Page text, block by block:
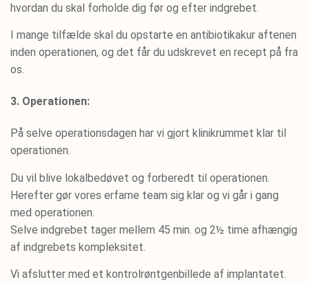
hvordan du skal forholde dig før og efter indgrebet.
I mange tilfælde skal du opstarte en antibiotikakur aftenen
inden operationen, og det får du udskrevet en recept på fra
os.
3. Operationen:
På selve operationsdagen har vi gjort klinikrummet klar til
operationen.
Du vil blive lokalbedøvet og forberedt til operationen.
Herefter gør vores erfarne team sig klar og vi går i gang
med operationen.
Selve indgrebet tager mellem 45 min. og 2½ time afhængig
af indgrebets kompleksitet.
Vi afslutter med et kontrolrøntgenbillede af implantatet.